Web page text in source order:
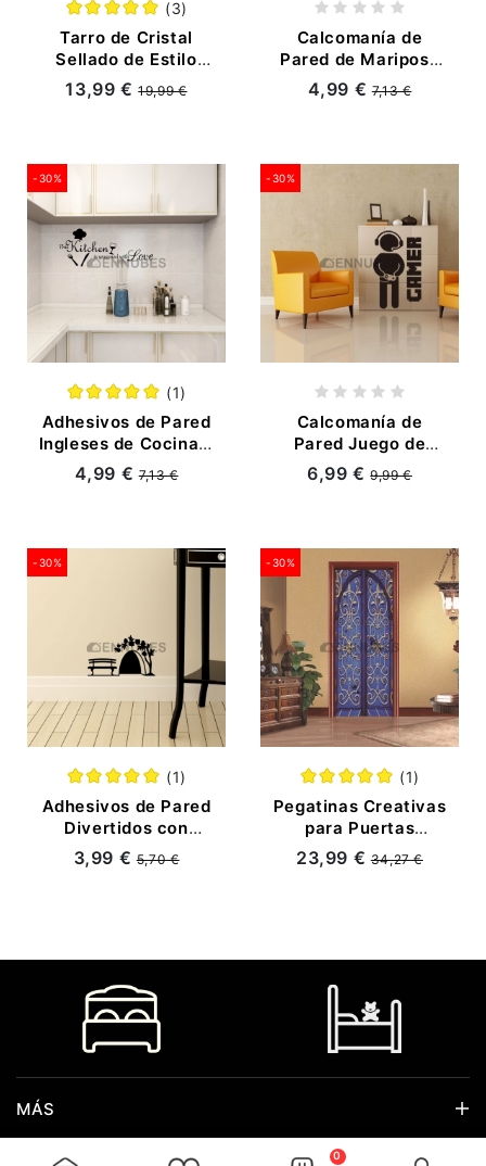
(3)
Tarro de Cristal
Sellado de Estilo
Japonés con Tapa
de Bambú
13,99 €19,99 €
Calcomanía de
Pared de Mariposa
Floral Botánica
4,99 €7,13 €
-30%
(1)
Adhesivos de Pared
Ingleses de Cocina y
Sala
4,99 €7,13 €
-30%
Calcomanía de
Pared Juego de
Dormitorio Infantil
6,99 €9,99 €
-30%
(1)
Adhesivos de Pared
Divertidos con
Agujeros para
Ratones
3,99 €5,70 €
-30%
(1)
Pegatinas Creativas
para Puertas
Vintage
23,99 €34,27 €
MÁS
ATENCIÓN AL CLIENTE 0